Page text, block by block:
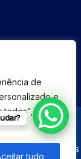
de
e
você
tudo
reservados